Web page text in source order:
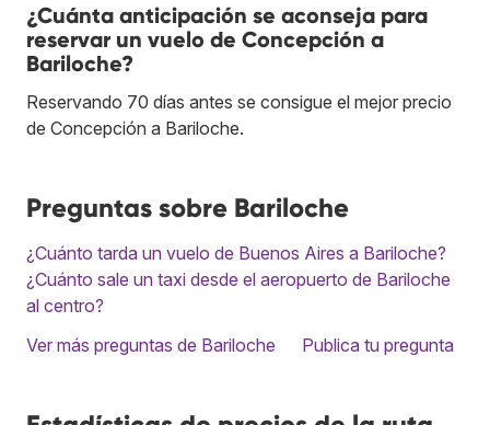
¿Cuánta anticipación se aconseja para
reservar un vuelo de Concepción a
Bariloche?
Reservando 70 días antes se consigue el mejor precio
de Concepción a Bariloche.
Preguntas sobre Bariloche
¿Cuánto tarda un vuelo de Buenos Aires a Bariloche?
¿Cuánto sale un taxi desde el aeropuerto de Bariloche
al centro?
Ver más preguntas de Bariloche
Publica tu pregunta